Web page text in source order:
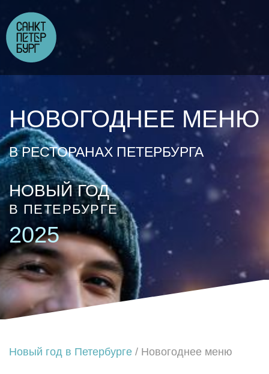
НОВОГОДНЕЕ МЕНЮ
В РЕСТОРАНАХ ПЕТЕРБУРГА
НОВЫЙ ГОД
В ПЕТЕРБУРГЕ
2025
Новый год в Петербурге / Новогоднее меню